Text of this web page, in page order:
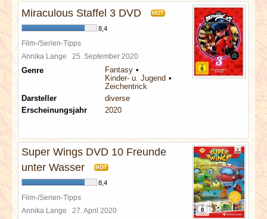
Miraculous Staffel 3 DVD HOT
8,4
Film-/Serien-Tipps
Annika Lange 25. September 2020
Genre
Fantasy
Kinder- u. Jugend
Zeichentrick
Darsteller
diverse
Erscheinungsjahr
2020
Super Wings DVD 10 Freunde
unter Wasser
HOT
8,4
Film-/Serien-Tipps
Annika Lange 27. April 2020